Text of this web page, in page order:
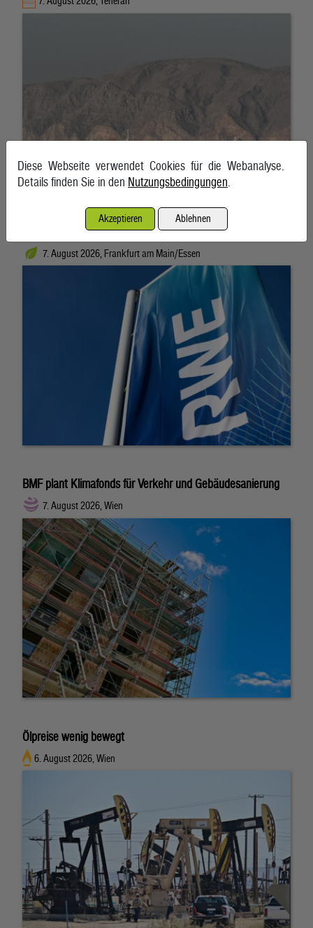
RWE gibt Milliarden-Pachtverträge für US-Windparks zurück
7. August 2026, Frankfurt am Main/Essen
BMF plant Klimafonds für Verkehr und Gebäudesanierung
7. August 2026, Wien
Ölpreise wenig bewegt
6. August 2026, Wien
Diese Webseite verwendet Cookies für die Webanalyse.
Details finden Sie in den Nutzungsbedingungen.
Akzeptieren Ablehnen